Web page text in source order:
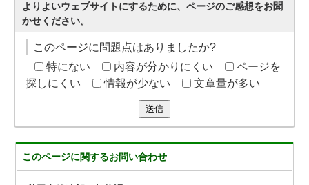
よりよいウェブサイトにするために、ページのご感想をお聞
かせください。
このページに問題点はありましたか?
特にない
内容が分かりにくい
ページを
探しにくい
情報が少ない 文章量が多い
送信
このページに関するお問い合わせ